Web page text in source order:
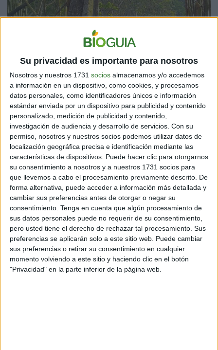
Su privacidad es importante para nosotros
Nosotros y nuestros 1731 socios almacenamos y/o accedemos
a información en un dispositivo, como cookies, y procesamos
datos personales, como identificadores únicos e información
estándar enviada por un dispositivo para publicidad y contenido
personalizado, medición de publicidad y contenido,
investigación de audiencia y desarrollo de servicios. Con su
permiso, nosotros y nuestros socios podemos utilizar datos de
localización geográfica precisa e identificación mediante las
características de dispositivos. Puede hacer clic para otorgarnos
su consentimiento a nosotros y a nuestros 1731 socios para
que llevemos a cabo el procesamiento previamente descrito. De
forma alternativa, puede acceder a información más detallada y
cambiar sus preferencias antes de otorgar o negar su
consentimiento. Tenga en cuenta que algún procesamiento de
sus datos personales puede no requerir de su consentimiento,
pero usted tiene el derecho de rechazar tal procesamiento. Sus
preferencias se aplicarán solo a este sitio web. Puede cambiar
sus preferencias o retirar su consentimiento en cualquier
momento volviendo a este sitio y haciendo clic en el botón
"Privacidad" en la parte inferior de la página web.
EL POPA LANGUR
Este mamífero, bautizado como Popa langur en
referencia al volcán extinto del monte Popa, también se
ve amenazado por la caza y la deforestación por parte
de la industria maderera y para ampliar los cultivos
agrícolas.
La primera evidencia de esta especie de mamífero no
fue encontrada en libertad si no entre los huesos
recolectados hace más de un siglo y que se encuentran
en el Museo de Historia Natural del Gran Bretaña.
El análisis genético para comparar los huesos
recolectados recientemente con los especímenes del
museo indicó que ambas muestras coinciden.